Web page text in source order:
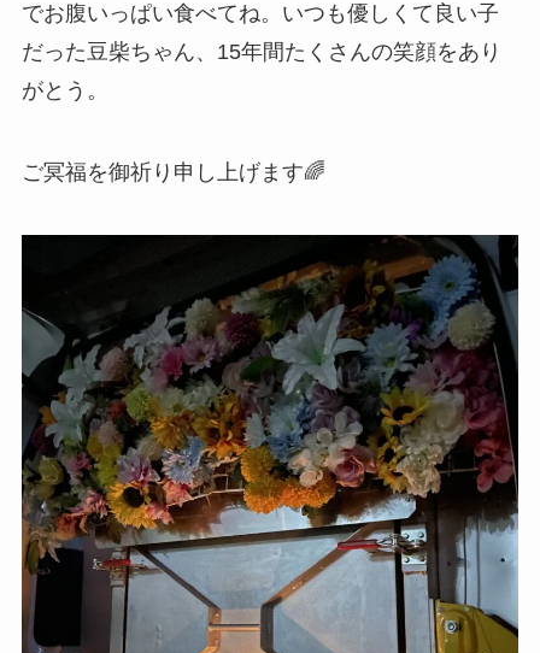
でお腹いっぱい食べてね。いつも優しくて良い子
だった豆柴ちゃん、15年間たくさんの笑顔をあり
がとう。
ご冥福を御祈り申し上げます🌈